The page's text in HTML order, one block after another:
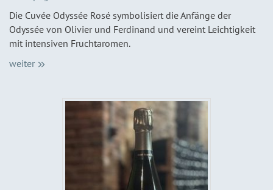
Die Cuvée Odyssée Rosé symbolisiert die Anfänge der
Odyssée von Olivier und Ferdinand und vereint Leichtigkeit
mit intensiven Fruchtaromen.
weiter